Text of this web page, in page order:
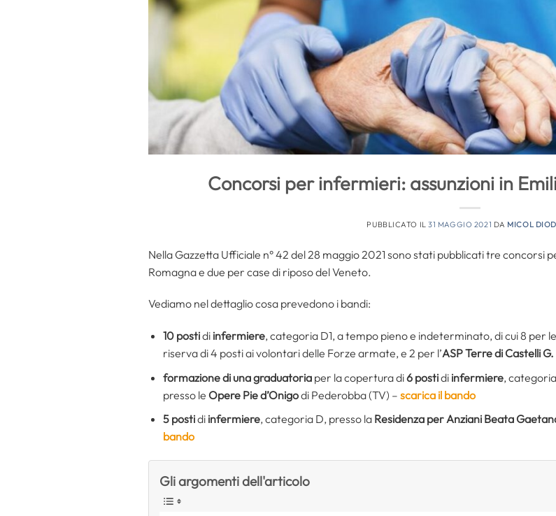
Concorsi per infermieri: assunzioni in
PUBBLICATO IL31 MAGGIO 2021 DA MICOL
Nella Gazzetta Ufficiale n° 42 del 28 maggio 2021 sono stati pubblicati tre concorsi
Romagna e due per case di riposo del Veneto.
Vediamo nel dettaglio cosa prevedono i bandi:
10 postidi infermiere, categoria D1, a tempo pieno e indeterminato, di cui 8 per
riserva di 4 posti ai volontari delle Forze armate, e 2 per l’ASP Terre di Castelli
formazione di una graduatoriaper la copertura di6 postidi infermiere,
presso le Opere Pie d’Onigodi Pederobba (TV) – scarica il bando
5 postidi infermiere, categoria D, presso la Residenza per Anziani Beata
bando
Gli argomenti dell'articolo